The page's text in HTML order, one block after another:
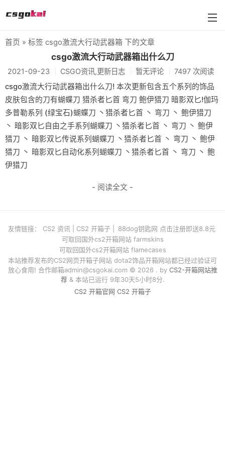
farmskins
88dog
flamecases
88hash-jp
首页 » 标签 csgo激流大行动武器箱 下的文章
csgo激流大行动武器箱出什么刀
2021-09-23 CSGO资讯,更新日志 暂无评论 7497 次阅读
csgo激流大行动武器箱出什么刀! 本次更新包含五个系列的饰品
皮肤包含的刀有蝴蝶刀 猎杀者匕首 弯刀 鲍伊猎刀 暗影双匕!伽玛
多普勒系列 (绿宝石)蝴蝶刀 丶猎杀者匕首 丶 弯刀 丶 鲍伊猎刀
丶 暗影双匕自由之手系列蝴蝶刀 丶猎杀者匕首 丶 弯刀 丶 鲍伊
猎刀 丶 暗影双匕传说系列蝴蝶刀 丶猎杀者匕首 丶 弯刀 丶 鲍伊
猎刀 丶 暗影双匕自动化系列蝴蝶刀 丶猎杀者匕首 丶 弯刀 丶 鲍
伊猎刀
- 阅读全文 -
友情链接： CS2 资讯 CS2 开箱子
88dog钥匙网 点击注册即送8.8元
可取回国外cs2开箱网站 farmskins
可取回国外cs2开箱网站 flamecases
本站推荐发布的CS2网页开箱子网站 dota2饰品开箱网站都已经过验证可
放心食用! 合作邮箱admin@csgokai.com© 2026 . by CS2-开箱网站推
荐& 本站已运行 9年30天5小时8分.
CS2 开箱官网 CS2 开箱子